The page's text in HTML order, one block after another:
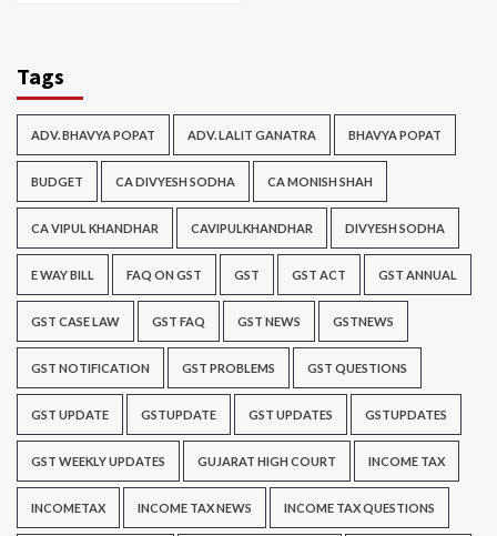
Tags
ADV. BHAVYA POPAT ADV. LALIT GANATRA BHAVYA POPAT
BUDGET CA DIVYESH SODHA CA MONISH SHAH
CA VIPUL KHANDHAR CAVIPULKHANDHAR DIVYESH SODHA
E WAY BILL FAQ ON GST GST GST ACT GST ANNUAL
GST CASE LAW GST FAQ GST NEWS GSTNEWS
GST NOTIFICATION GST PROBLEMS GST QUESTIONS
GST UPDATE GSTUPDATE GST UPDATES GSTUPDATES
GST WEEKLY UPDATES GUJARAT HIGH COURT INCOME TAX
INCOMETAX INCOME TAX NEWS INCOME TAX QUESTIONS